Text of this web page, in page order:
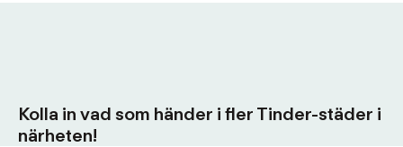
Kolla in vad som händer i fler Tinder-städer i
närheten!